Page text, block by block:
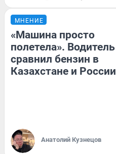
МНЕНИЕ
«Машина просто
полетела». Водитель
сравнил бензин в
Казахстане и России
Анатолий Кузнецов